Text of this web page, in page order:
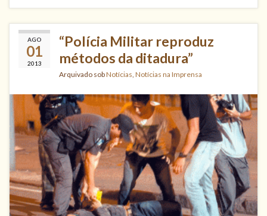
AGO
01
2013
“Polícia Militar reproduz
métodos da ditadura”
Arquivado sobNotícias, Notícias na Imprensa